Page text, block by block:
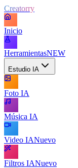
Creatorry
Inicio
HerramientasNEW
Estudio IA
Foto IA
Música IA
Video IANuevo
Filtros IANuevo